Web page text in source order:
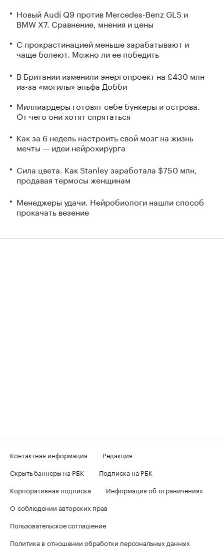
Новый Audi Q9 против Mercedes-Benz GLS и
BMW X7. Сравнение, мнения и цены
С прокрастинацией меньше зарабатывают и
чаще болеют. Можно ли ее победить
В Британии изменили энергопроект на £430 млн
из-за «могилы» эльфа Добби
Миллиардеры готовят себе бункеры и острова.
От чего они хотят спрятаться
Как за 6 недель настроить свой мозг на жизнь
мечты — идеи нейрохирурга
Сила цвета. Как Stanley заработала $750 млн,
продавая термосы женщинам
Менеджеры удачи. Нейробиологи нашли способ
прокачать везение
Контактная информация
Редакция
Скрыть баннеры на РБК
Подписка на РБК
Корпоративная подписка
Информация об ограничениях
О соблюдении авторских прав
Пользовательское соглашение
Политика в отношении обработки персональных данных